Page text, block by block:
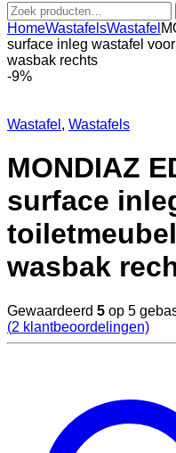
Zoeken
naar:
HomeWastafelsWastafel
surface inleg wastafel
wasbak rechts
-9%
Wastafel , Wastafels
MONDIAZ
surface
wasbak
Gewaardeerd 5 op 5
(2 klantbeoordelingen)